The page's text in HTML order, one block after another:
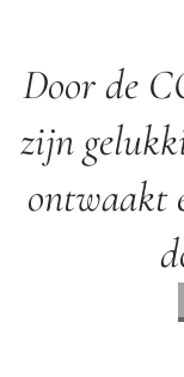
Door de
zijn
ontwaakt